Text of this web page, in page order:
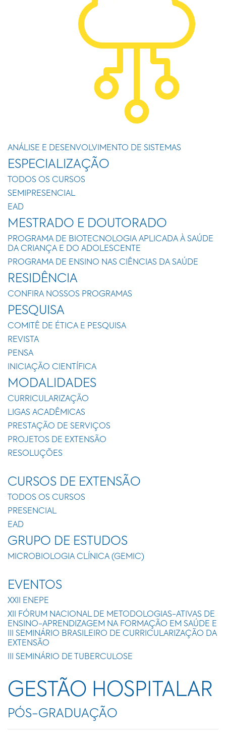
ANÁLISE E DESENVOLVIMENTO DE SISTEMAS
ESPECIALIZAÇÃO
TODOS OS CURSOS
SEMIPRESENCIAL
EAD
MESTRADO E DOUTORADO
PROGRAMA DE BIOTECNOLOGIA APLICADA À SAÚDE
DA CRIANÇA E DO ADOLESCENTE
PROGRAMA DE ENSINO NAS CIÊNCIAS DA SAÚDE
RESIDÊNCIA
CONFIRA NOSSOS PROGRAMAS
PESQUISA
COMITÊ DE ÉTICA E PESQUISA
REVISTA
PENSA
INICIAÇÃO CIENTÍFICA
MODALIDADES
CURRICULARIZAÇÃO
LIGAS ACADÊMICAS
PRESTAÇÃO DE SERVIÇOS
PROJETOS DE EXTENSÃO
RESOLUÇÕES
CURSOS DE EXTENSÃO
TODOS OS CURSOS
PRESENCIAL
EAD
GRUPO DE ESTUDOS
MICROBIOLOGIA CLÍNICA (GEMIC)
EVENTOS
XXII ENEPE
XII FÓRUM NACIONAL DE METODOLOGIAS-ATIVAS DE
ENSINO-APRENDIZAGEM NA FORMAÇÃO EM SAÚDE E
III SEMINÁRIO BRASILEIRO DE CURRICULARIZAÇÃO DA
EXTENSÃO
III SEMINÁRIO DE TUBERCULOSE
GESTÃO HOSPITALAR
PÓS-GRADUAÇÃO